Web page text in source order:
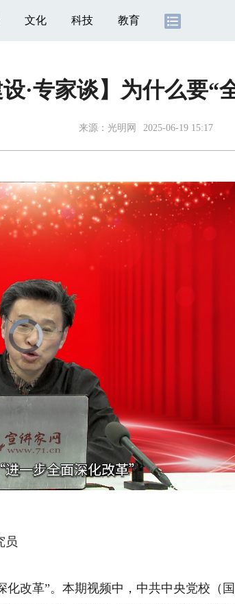
文化 科技 教育
设·专家谈】为什么要“
来源： 光明网 2025-06-19 15:17
Video
Player
is
loading.
员
改革”。本期视频中，中共中央党校（